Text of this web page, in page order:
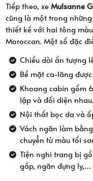
Tiếp theo, xeMulsanne
cũng là một trong những
thiết kế với hai tông
Moroccan. Một số đặc
Chiều dài ấn tượng
Bề mặt ca-lăng
Khoang cabin gồm
lập và đối diện nhau.
Nội thất bọc da và
Vách ngăn làm
chuyển từ màu tối
Tiện nghi trang bị
gấp, ngăn đựng ly,…